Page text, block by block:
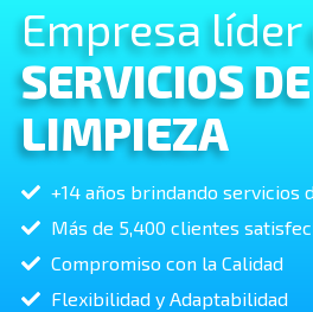
Empresa líder
SERVICIOS DE
LIMPIEZA
+14 años brindando servicios
Más de 5,400 clientes
Compromiso con la Calidad
Flexibilidad y Adaptabilidad